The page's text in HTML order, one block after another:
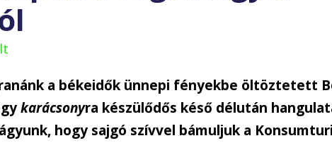
a békeidők ünnepi fényekbe öltöztetett
karácsonyra készülődős késő délután
hogy sajgó szívvel bámuljuk a